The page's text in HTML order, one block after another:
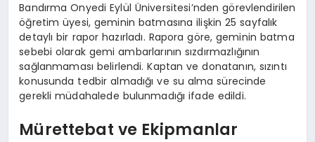
Bandırma Onyedi Eylül Üniversitesi’nden görevlendirilen
öğretim üyesi, geminin batmasına ilişkin 25 sayfalık
detaylı bir rapor hazırladı. Rapora göre, geminin batma
sebebi olarak gemi ambarlarının sızdırmazlığının
sağlanmaması belirlendi. Kaptan ve donatanın, sızıntı
konusunda tedbir almadığı ve su alma sürecinde
gerekli müdahalede bulunmadığı ifade edildi.
Mürettebat ve Ekipmanlar